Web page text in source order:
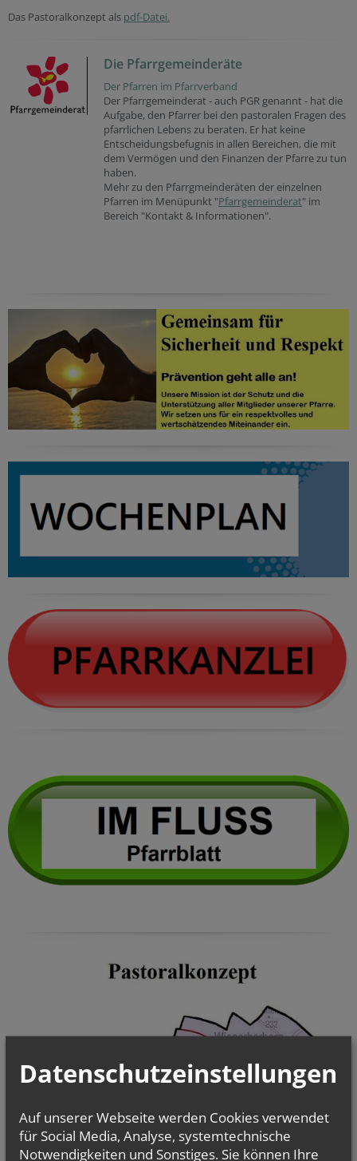
Das Pastoralkonzept als pdf-Datei.
Die Pfarrgemeinderäte
Der Pfarren im Pfarrverband
Der Pfarrgemeinderat - auch PGR genannt - hat die
Aufgabe, den Pfarrer bei den pastoralen Fragen des
pfarrlichen Lebens zu beraten. Er hat keine
Entscheidungsbefugnis in allen Bereichen, die mit
dem Vermögen und den Finanzen der Pfarre zu tun
haben.
Mehr zu den Pfarrgmeinderäten der einzelnen
Pfarren im Menüpunkt "Pfarrgemeinderat" im
Bereich "Kontakt & Informationen".
Datenschutzeinstellungen
Auf unserer Webseite werden Cookies verwendet
für Social Media, Analyse, systemtechnische
Notwendigkeiten und Sonstiges. Sie können Ihre